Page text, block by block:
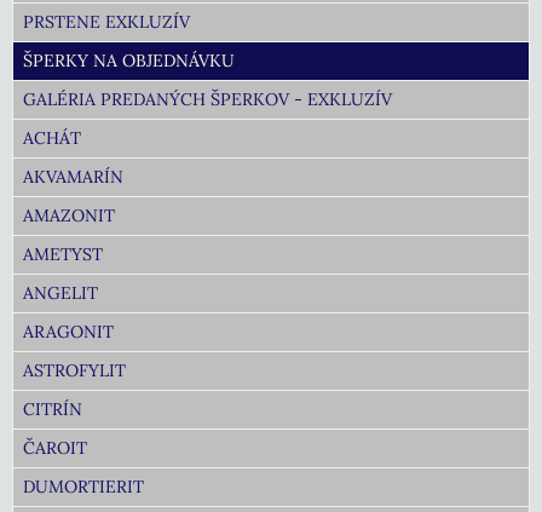
PRSTENE EXKLUZÍV
ŠPERKY NA OBJEDNÁVKU
GALÉRIA PREDANÝCH ŠPERKOV - EXKLUZÍV
ACHÁT
AKVAMARÍN
AMAZONIT
AMETYST
ANGELIT
ARAGONIT
ASTROFYLIT
CITRÍN
ČAROIT
DUMORTIERIT